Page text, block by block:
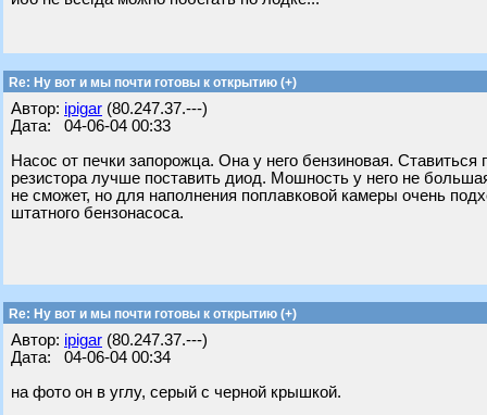
Re: Ну вот и мы почти готовы к открытию (+)
Автор: ipigar (80.247.37.---)
Дата: 04-06-04 00:33
Насос от печки запорожца. Она у него бензиновая.
резистора лучше поставить диод. Мошность у него не
не сможет, но для наполнения поплавковой камеры очень
штатного бензонасоса.
Re: Ну вот и мы почти готовы к открытию (+)
Автор: ipigar (80.247.37.---)
Дата: 04-06-04 00:34
на фото он в углу, серый с черной крышкой.